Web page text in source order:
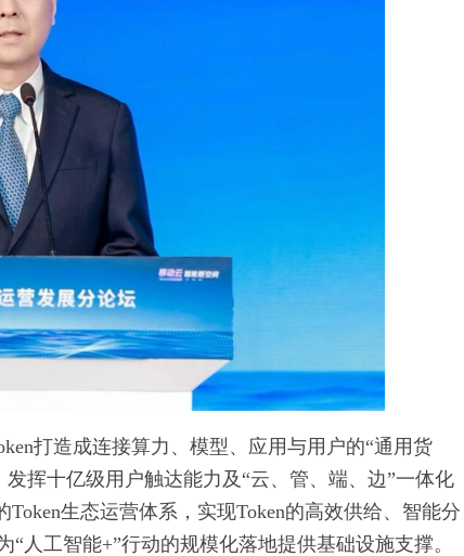
打造成连接算力、模型、应用与用户的“通用货
挥十亿级用户触达能力及“云、管、端、边”一体化
生态运营体系，实现Token的高效供给、智能分
人工智能+”行动的规模化落地提供基础设施支撑。